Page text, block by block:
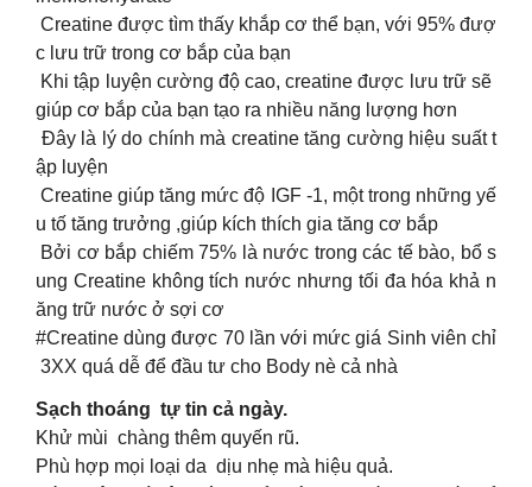
Creatine được tìm thấy khắp cơ thể bạn, với 95% đượ
c lưu trữ trong cơ bắp của bạn
Khi tập luyện cường độ cao, creatine được lưu trữ sẽ
giúp cơ bắp của bạn tạo ra nhiều năng lượng hơn
Đây là lý do chính mà creatine tăng cường hiệu suất t
ập luyện
Creatine giúp tăng mức độ IGF -1, một trong những yế
u tố tăng trưởng ,giúp kích thích gia tăng cơ bắp
Bởi cơ bắp chiếm 75% là nước trong các tế bào, bổ s
ung Creatine không tích nước nhưng tối đa hóa khả n
ăng trữ nước ở sợi cơ
#Creatine dùng được 70 lần với mức giá Sinh viên chỉ
3XX quá dễ để đầu tư cho Body nè cả nhà
Sạch thoáng tự tin cả ngày.
Khử mùi chàng thêm quyến rũ.
Phù hợp mọi loại da dịu nhẹ mà hiệu quả.